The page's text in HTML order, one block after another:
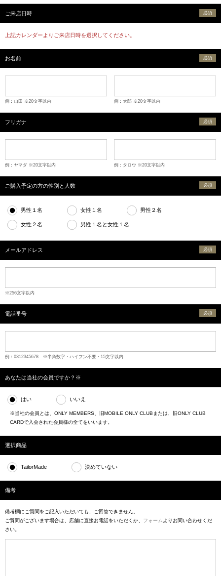
ご来店日時 必須
上記カレンダーよりご来店日時を選択してください。
お名前 必須
例：山田 ※20文字以内 例：太郎 ※20文字以内
フリガナ 必須
例：ヤマダ ※20文字以内 例：タロウ ※20文字以内
ご購入予定の方の性別と人数 必須
男性１名 女性１名 男性２名
女性２名 男性１名と女性１名
メールアドレス 必須
※256文字以内
電話番号 必須
例：0312345678 ※半角数字・ハイフン不要・15文字以内
あなたは当社の会員ですか？※
はい いいえ
※当社の会員とは、ONLY MEMBERS、旧MOBILE ONLY CLUBまたは、旧ONLY CLUB
CARDで入会された会員様の全てをいいます。
選択商品
TailorMade 決めていない
備考
備考欄にご質問をご記入いただいても、ご回答できません。
ご質問がございます場合は、店舗に直接お電話をいただくか、 フォーム よりお問い合わせくだ
さい。